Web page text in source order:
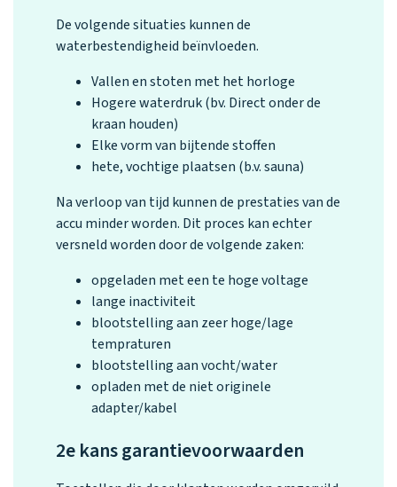
De volgende situaties kunnen de
waterbestendigheid beïnvloeden.
Vallen en stoten met het horloge
Hogere waterdruk (bv. Direct onder de
kraan houden)
Elke vorm van bijtende stoffen
hete, vochtige plaatsen (b.v. sauna)
Na verloop van tijd kunnen de prestaties van de
accu minder worden. Dit proces kan echter
versneld worden door de volgende zaken:
opgeladen met een te hoge voltage
lange inactiviteit
blootstelling aan zeer hoge/lage
tempraturen
blootstelling aan vocht/water
opladen met de niet originele
adapter/kabel
2e kans garantievoorwaarden